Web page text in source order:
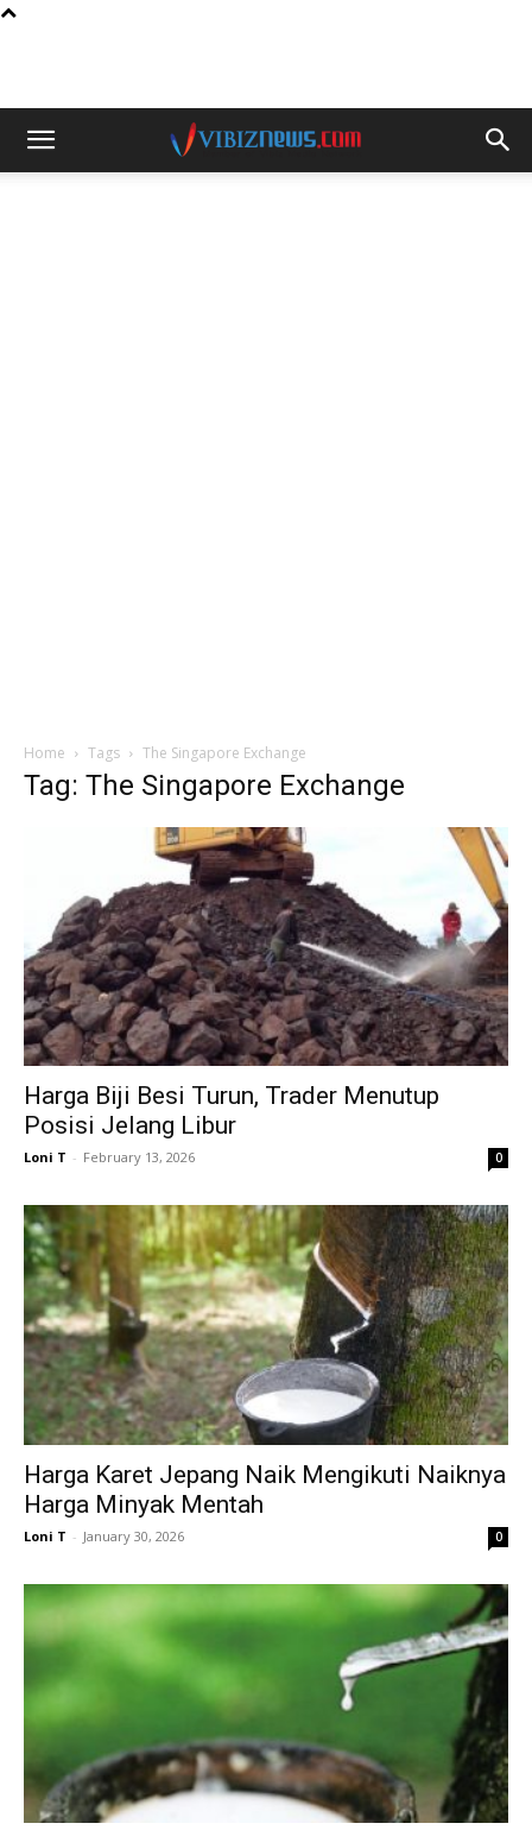
Home Tags The Singapore Exchange
Tag: The Singapore Exchange
Harga Biji Besi Turun, Trader Menutup
Posisi Jelang Libur
Loni T - February 13, 2026 0
Harga Karet Jepang Naik Mengikuti Naiknya
Harga Minyak Mentah
Loni T - January 30, 2026 0